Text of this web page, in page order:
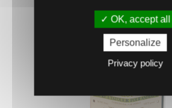
OK, accept all
Personalize
Privacy policy